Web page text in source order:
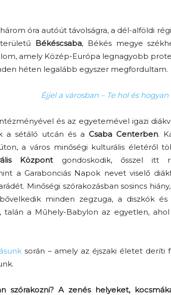
óra autóút távolságra, a dél-alföldi
Békéscsaba, Békés megye
amely Közép-Európa legnagyobb
héten legalább egyszer megfordultam.
Éjjel a városban – Te hol és
és az egyetemével igazi
a sétáló utcán és a Csaba Centerben.
a város minőségi kulturális életéről
Központgondoskodik, ősszel itt
a Garabonciás Napok nevet viselő
Minőségi szórakozásban sosincs
minden zegzuga, a diszkók és
a Műhely-Babylon az egyetlen,
során – amely az éjszaki életet deríti
szórakozni? A zenés helyeket,